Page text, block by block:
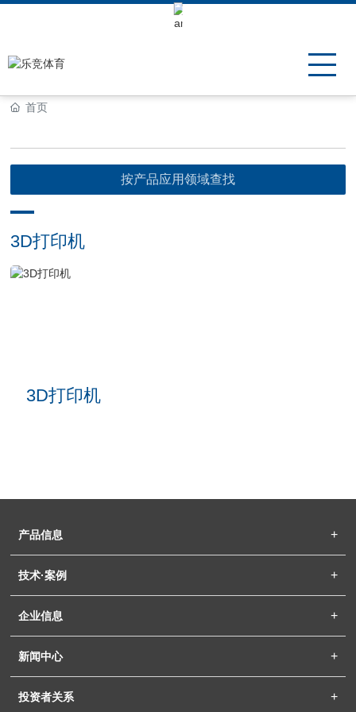
Keli Motor Group Search
首页
按产品应用领域查找
3D打印机
3D打印机
产品信息
技术·案例
企业信息
新闻中心
投资者关系